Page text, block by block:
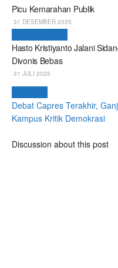
Picu Kemarahan Publik
31 DESEMBER 2025
Hasto Kristiyanto Jalani
Divonis Bebas
31 JULI 2025
Debat Capres Terakhir,
Kampus Kritik Demokrasi
Discussion about this post